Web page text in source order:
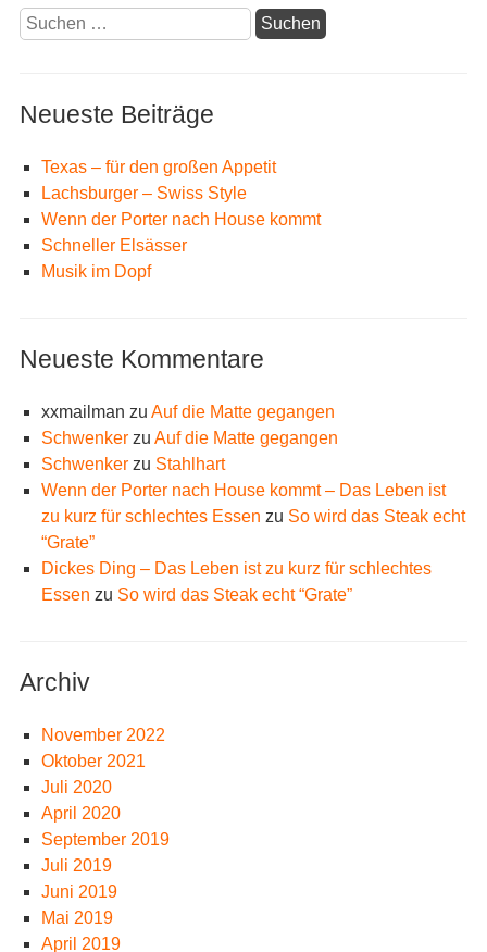
Suchen
nach:
Neueste Beiträge
Texas – für den großen Appetit
Lachsburger – Swiss Style
Wenn der Porter nach House kommt
Schneller Elsässer
Musik im Dopf
Neueste Kommentare
xxmailman zu Auf die Matte gegangen
Schwenkerzu Auf die Matte gegangen
Schwenkerzu Stahlhart
Wenn der Porter nach House kommt – Das Leben ist
zu kurz für schlechtes Essen zu So wird das Steak echt
“Grate”
Dickes Ding – Das Leben ist zu kurz für schlechtes
Essen zu So wird das Steak echt “Grate”
Archiv
November 2022
Oktober 2021
Juli 2020
April 2020
September 2019
Juli 2019
Juni 2019
Mai 2019
April 2019